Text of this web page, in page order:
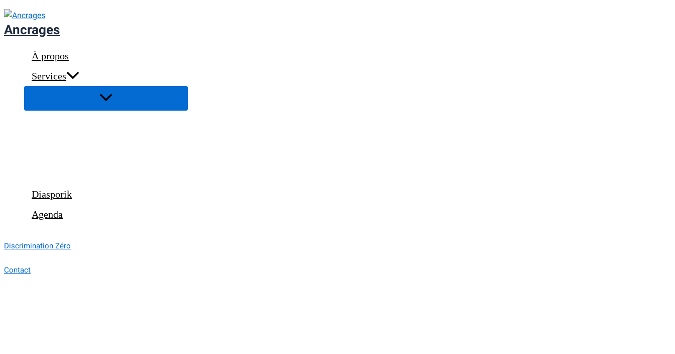
Aller
au
contenu
Ancrages
À propos
Services
Diasporik
Agenda
Discrimination Zéro
Contact